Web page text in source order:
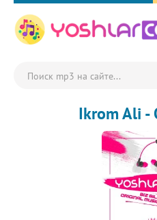
Ikrom Ali -